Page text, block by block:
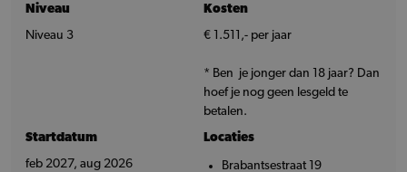
Niveau
Niveau 3
Kosten
€ 1.511,- per jaar
* Ben je jonger dan 18 jaar? Dan
hoef je nog geen lesgeld te
betalen.
Startdatum
feb 2027, aug 2026
Locaties
Brabantsestraat 19